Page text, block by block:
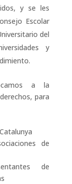
y se les
Escolar
del
y
a la
para
de
de